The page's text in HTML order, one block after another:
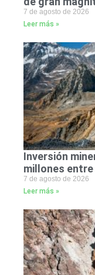
7 de agosto de 2026
Leer más »
Inversión
millones entre
7 de agosto de 2026
Leer más »